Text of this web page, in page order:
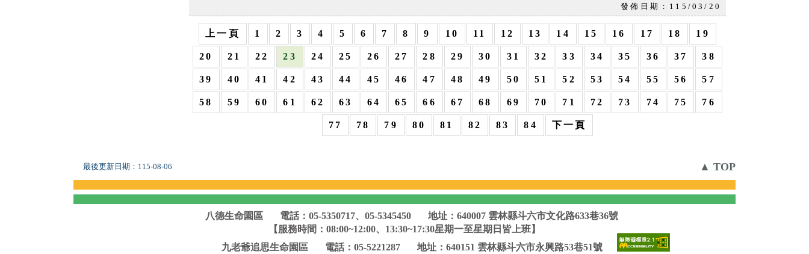
發佈日期：115/03/20
上一頁 1 2 3 4 5 6 7 8 9 10 11 12 13 14 15 16 17 18 19
20 21 22 23 24 25 26 27 28 29 30 31 32 33 34 35 36 37 38
39 40 41 42 43 44 45 46 47 48 49 50 51 52 53 54 55 56 57
58 59 60 61 62 63 64 65 66 67 68 69 70 71 72 73 74 75 76
77 78 79 80 81 82 83 84 下一頁
最後更新日期： 115-08-06 ▲ TOP
八德生命園區 電話：05-5350717、05-5345450
地址：640007 雲林縣斗六市文化路633巷36號
【服務時間：08:00~12:00、13:30~17:30星期一至星期日皆上班】
九老爺追思生命園區
電話：05-5221287 地址：640151 雲林縣斗六市永興路53巷51號